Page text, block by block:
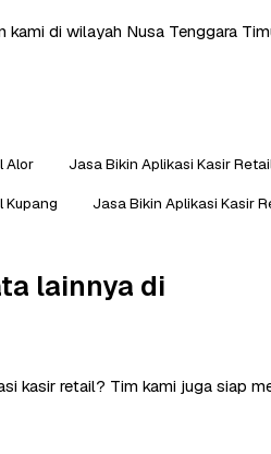
kami di wilayah Nusa Tenggara
Alor Jasa Bikin Aplikasi Kasir
Kupang
Jasa Bikin Aplikasi Kasir
lainnya di
kasir retail? Tim kami juga siap